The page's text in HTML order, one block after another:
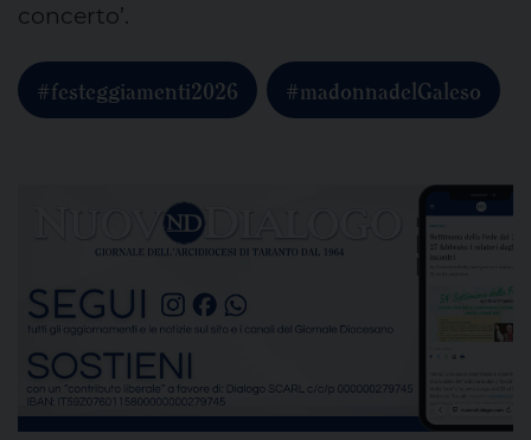
concerto’.
#festeggiamenti2026 #madonnadelGaleso